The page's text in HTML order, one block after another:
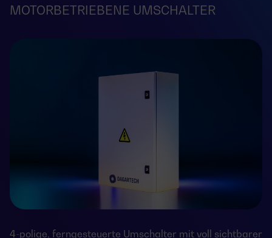
MOTORBETRIEBENE UMSCHALTER
4-polige, ferngesteuerte Umschalter mit voll sichtbarer